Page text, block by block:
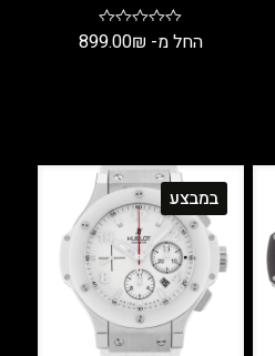
החל מ- 899.00₪
סוגים.
ניתן
לבחור
את
האפשרויות
בעמוד
המוצר
במבצע